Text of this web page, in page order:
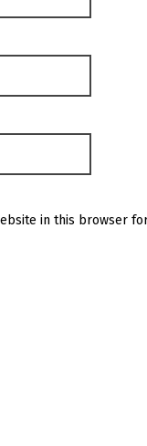
in this browser